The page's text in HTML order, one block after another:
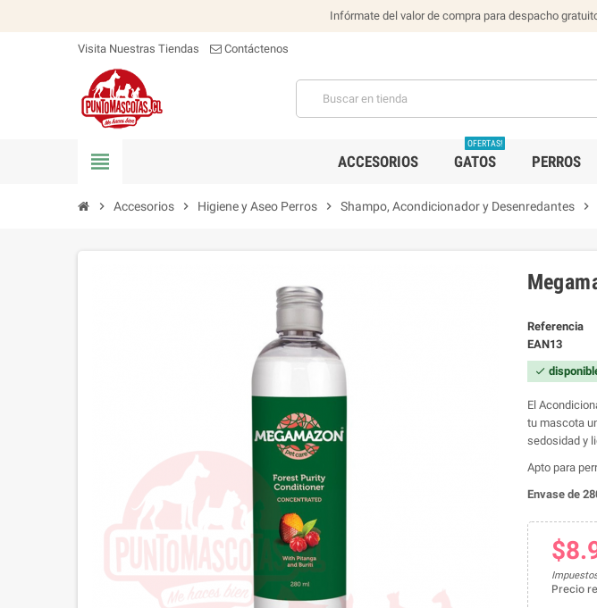
Infórmate del valor de compra para despacho
Visita Nuestras Tiendas Contáctenos
view_headline ACCESORIOS GATOS
OFERTAS!
PERROS
chevron_right Accesorios chevron_right Higiene y Aseo Perros chevron_right Shampo, Acondicionador y Desenredantes chevron_right
Referencia
EAN13
check
El
tu mascota
sedosidad y
Apto para
Envase de
Precio